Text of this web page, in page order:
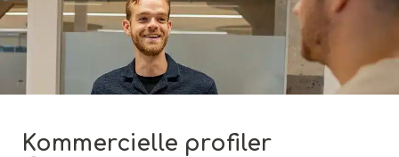
Kommercielle profiler